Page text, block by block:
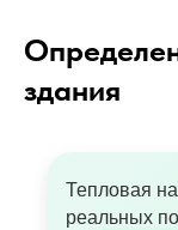
здания
Тепловая
реальных